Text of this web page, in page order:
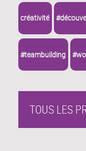
créativité
#teambuilding
TOUS LES